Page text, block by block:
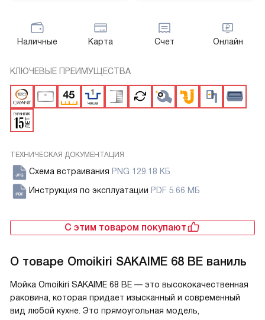
Наличные Карта Счет Онлайн
КЛЮЧЕВЫЕ ПРЕИМУЩЕСТВА
ТЕХНИЧЕСКАЯ ДОКУМЕНТАЦИЯ
Схема встраивания PNG 129.18 КБ
Инструкция по эксплуатации PDF 5.66 МБ
С этим товаром покупают
О товаре Omoikiri SAKAIME 68 BE ваниль
Мойка Omoikiri SAKAIME 68 BE — это высококачественная
раковина, которая придает изысканный и современный
вид любой кухне. Это прямоугольная модель,